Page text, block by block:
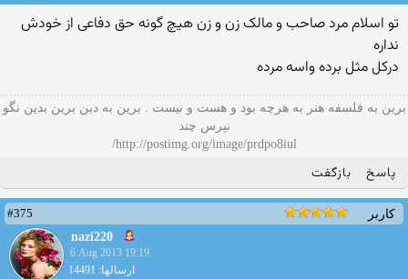
تو اسلام مرد صاحب و مالک زن و زن هیچ گونه حق دفاعی از خودش
نداره
درکل مثل برده واسه مرده
برین به فلسفه هنر به هرچه بود و هست و نیست . برین به دین برین بدین نگو
نپرس چند
http://postimg.org/image/prdpo8iul/
پاسخ بازگفت
کاربر
#375
nazi220
6 Aug 2013 19:19
ارسالها: 14491